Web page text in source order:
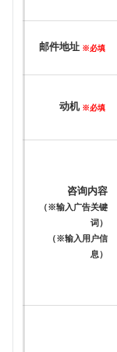
邮件地址 ※必填
动机 ※必填
咨询内容
（※输入广告关键
词）
（※输入用户信
息）